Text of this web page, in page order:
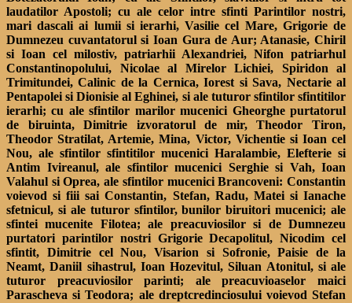
laudatilor Apostoli; cu ale celor intre sfinti Parintilor nostri,
mari dascali ai lumii si ierarhi, Vasilie cel Mare, Grigorie de
Dumnezeu cuvantatorul si Ioan Gura de Aur; Atanasie, Chiril
si Ioan cel milostiv, patriarhii Alexandriei, Nifon patriarhul
Constantinopolului, Nicolae al Mirelor Lichiei, Spiridon al
Trimitundei, Calinic de la Cernica, Iorest si Sava, Nectarie al
Pentapolei si Dionisie al Eghinei, si ale tuturor sfintilor sfintitilor
ierarhi; cu ale sfintilor marilor mucenici Gheorghe purtatorul
de biruinta, Dimitrie izvoratorul de mir, Theodor Tiron,
Theodor Stratilat, Artemie, Mina, Victor, Vichentie si Ioan cel
Nou, ale sfintilor sfintitilor mucenici Haralambie, Elefterie si
Antim Ivireanul, ale sfintilor mucenici Serghie si Vah, Ioan
Valahul si Oprea, ale sfintilor mucenici Brancoveni: Constantin
voievod si fiii sai Constantin, Stefan, Radu, Matei si Ianache
sfetnicul, si ale tuturor sfintilor, bunilor biruitori mucenici; ale
sfintei mucenite Filotea; ale preacuviosilor si de Dumnezeu
purtatori parintilor nostri Grigorie Decapolitul, Nicodim cel
sfintit, Dimitrie cel Nou, Visarion si Sofronie, Paisie de la
Neamt, Daniil sihastrul, Ioan Hozevitul, Siluan Atonitul, si ale
tuturor preacuviosilor parinti; ale preacuvioaselor maici
Parascheva si Teodora; ale dreptcredinciosului voievod Stefan